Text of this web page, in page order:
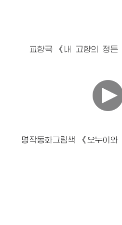
교향곡 《내 고향의 정
명작동화그림책 《오누이